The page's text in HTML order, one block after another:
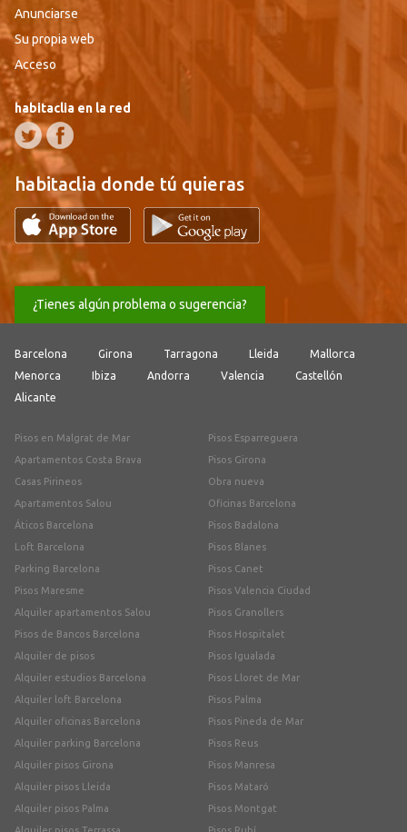
Anunciarse
Su propia web
Acceso
habitaclia en la red
habitaclia donde tú quieras
¿Tienes algún problema o sugerencia?
Barcelona Girona Tarragona Lleida
Mallorca
Menorca
Ibiza Andorra Valencia
Castellón
Alicante
Pisos en Malgrat de Mar
Apartamentos Costa Brava
Casas Pirineos
Apartamentos Salou
Áticos Barcelona
Loft Barcelona
Parking Barcelona
Pisos Maresme
Alquiler apartamentos Salou
Pisos de Bancos Barcelona
Alquiler de pisos
Alquiler estudios Barcelona
Alquiler loft Barcelona
Alquiler oficinas Barcelona
Alquiler parking Barcelona
Alquiler pisos Girona
Alquiler pisos Lleida
Alquiler pisos Palma
Pisos Esparreguera
Pisos Girona
Obra nueva
Oficinas Barcelona
Pisos Badalona
Pisos Blanes
Pisos Canet
Pisos Valencia Ciudad
Pisos Granollers
Pisos Hospitalet
Pisos Igualada
Pisos Lloret de Mar
Pisos Palma
Pisos Pineda de Mar
Pisos Reus
Pisos Manresa
Pisos Mataró
Pisos Montgat